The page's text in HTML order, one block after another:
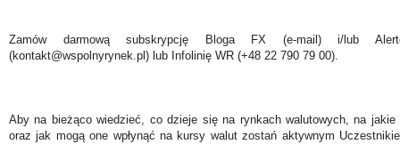
Zamów darmową subskrypcję Bloga FX (e-mail) i/lub
(kontakt@wspolnyrynek.pl) lub Infolinię WR (+48 22 790 79 00).
Aby na bieżąco wiedzieć, co dzieje się na rynkach walutowych, na
oraz jak mogą one wpłynąć na kursy walut zostań aktywnym